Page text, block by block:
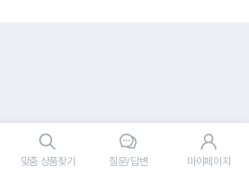
맞춤 상품찾기 질문/답변 마이페이지